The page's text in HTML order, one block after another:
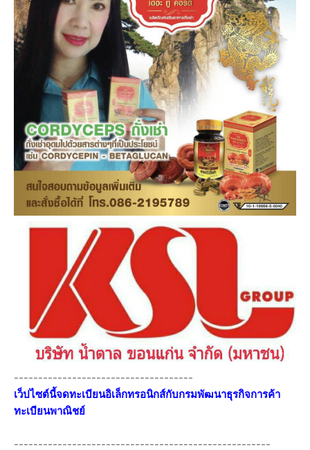
-------------------------------------
เว็ปไซต์นี้จดทะเบียนอิเล็กทรอนิกส์กับกรมพัฒนาธุรกิจการค้า
ทะเบียนพาณิชย์
-----------------------------------------------------